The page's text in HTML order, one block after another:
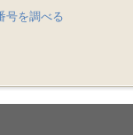
号を調べる